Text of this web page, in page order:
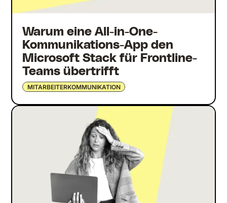
Warum eine All-in-One-
Kommunikations-App den
Microsoft Stack für Frontline-
Teams übertrifft
MITARBEITERKOMMUNIKATION